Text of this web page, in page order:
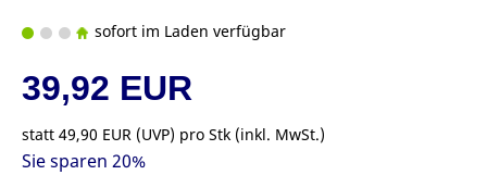
sofort im Laden verfügbar
39,92 EUR
statt 49,90 EUR (UVP) pro Stk (inkl. MwSt.)
Sie sparen 20%